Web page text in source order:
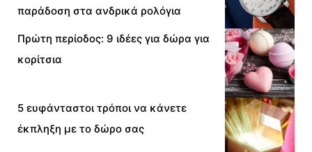
παράδοση στα ανδρικά ρολόγια
Πρώτη περίοδος: 9 ιδέες για δώρα για
κορίτσια
5 ευφάνταστοι τρόποι να κάνετε
έκπληξη με το δώρο σας